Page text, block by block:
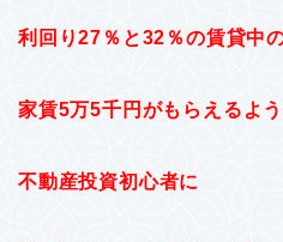
利回り27％と32％の賃貸中
家賃5万5千円がもらえるよ
不動産投資初心者に